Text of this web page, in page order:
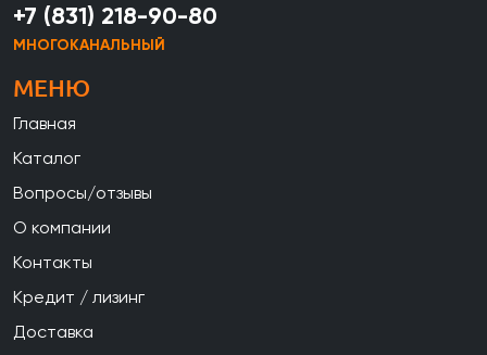
+7 (831) 218-90-80
МНОГОКАНАЛЬНЫЙ
МЕНЮ
Главная
Каталог
Вопросы/отзывы
О компании
Контакты
Кредит / лизинг
Доставка